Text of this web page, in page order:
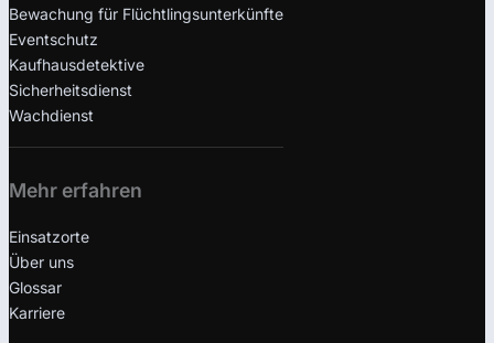
Bewachung für Flüchtlingsunterkünfte
Eventschutz
Kaufhausdetektive
Sicherheitsdienst
Wachdienst
Mehr erfahren
Einsatzorte
Über uns
Glossar
Karriere